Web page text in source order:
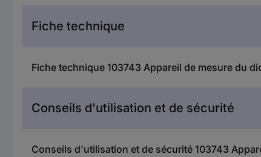
Fiche technique
Fiche technique 103743 Appareil de mesure du
Conseils d'utilisation et de sécurité
Conseils d'utilisation et de sécurité 103743